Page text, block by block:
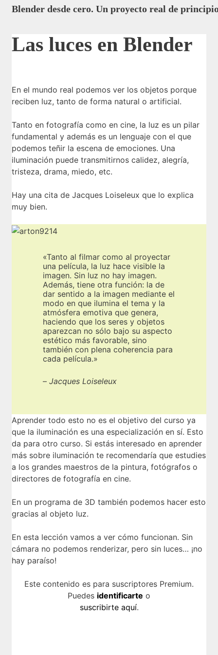
Blender desde cero. Un proyecto real de
Las luces en Blender
Introducción al curso de Blender
Resetear la configuración de Blender
La navegación en Blender
Los elementos del interface de Blender
Personalizando la interface de Blender
Seleccionar objetos en Blender
El panel de propiedades
Las herramientas de transformación en Blender
El Cursor 3D en Blender: funciones clave
Los modos en Blender
Los modos de sombreado del visor 3D
Las colecciones en Blender (Collections)
Modelando con Blender
Añadir y eliminar objetos en Blender
Preparación del proyecto
Poner las imágenes de referencia en el visor
Modelado del cuerpo principal de la turbina 1
Modelado del cuerpo principal de la turbina 2
Modelado de las anillas de la turbina
Modelando anillas de soporte
Algunos modificadores de Blender
Modelando las boquillas del escape
Modelando el eje de las aspas
Modelando las aspas. 1
Añadiendo los conectores a los tubos y otros detalles
Añadiendo el resto de detalles 01
Añadiendo el resto de detalles 02
20 lecciones
Solucionar el problema de caras duplicadas
Solucionar el problema de la escala de los objetos
Normales invertidas
3 lecciones
Shading con Blender
Introducción a los materiales en Blender
Reusar materiales con Append y Link
El Shader Editor en Blender
Usar imágenes como texturas
Principled BSDF
7 lecciones
Texturizando con Blender
Otros tipos de UVs 01
Organizando UVs 01
Organizando UVs 02
Organizando UVs 03
Transfer UVs
Desplegar UVs de la hélice
Desplegando el resto de objetos 01
Desplegando el resto de objetos 02
Pintar texturas 01
Pintar texturas 02
Pintar máscaras
Terminando la turbina
16 lecciones
¿Qué es el render?
El motor de render Cycles
Las luces en Blender
Ajustes del sampling en Cycles
Ajustar el entorno del render
Ajustes de salida del render
Usar CPU + GPU
Render passes en Cycles
Render Layers
El compositor de Blender
Render en Blender (EEVEE)
¿Qué es EEVEE?
Primeros pasos con EEVEE
Las luces con EEVEE
Light Probes en EEVEE
4 lecciones
La animación en Blender
La animación en 3D
Animando en Blender
El Dope Sheet en Blender
El Graph Editor en Blender
Los modificadores en el Graph Editor
Renderizar diferentes escenas y el editor de vídeo de
7 lecciones
En el mundo real podemos ver los objetos porque
reciben luz, tanto de forma natural o artificial.
Tanto en fotografía como en cine, la luz es un pilar
fundamental y además es un lenguaje con el que
podemos teñir la escena de emociones. Una
iluminación puede transmitirnos calidez, alegría,
tristeza, drama, miedo, etc.
Hay una cita de Jacques Loiseleux que lo explica
muy bien.
«Tanto al filmar como al proyectar
una película, la luz hace visible la
imagen. Sin luz no hay imagen.
Además, tiene otra función: la de
dar sentido a la imagen mediante el
modo en que ilumina el tema y la
atmósfera emotiva que genera,
haciendo que los seres y objetos
aparezcan no sólo bajo su aspecto
estético más favorable, sino
también con plena coherencia para
cada película.»
– Jacques Loiseleux
Aprender todo esto no es el objetivo del curso ya
que la iluminación es una especialización en sí. Esto
da para otro curso. Si estás interesado en aprender
más sobre iluminación te recomendaría que estudies
a los grandes maestros de la pintura, fotógrafos o
directores de fotografía en cine.
En un programa de 3D también podemos hacer esto
gracias al objeto luz.
En esta lección vamos a ver cómo funcionan. Sin
cámara no podemos renderizar, pero sin luces… ¡no
hay paraíso!
Este contenido es para suscriptores Premium.
Puedes identificarte o
suscribirte aquí.